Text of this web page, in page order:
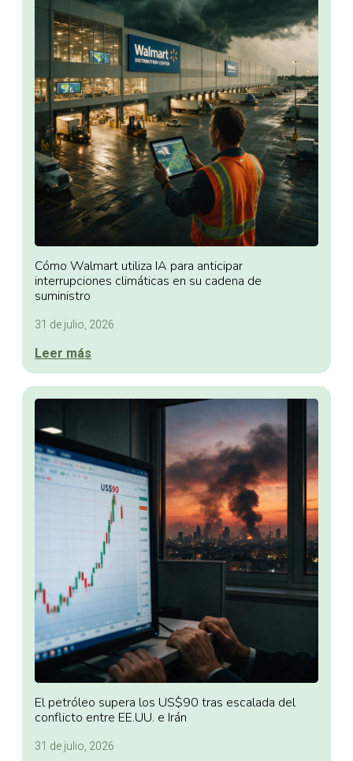
Cómo Walmart utiliza IA para anticipar
interrupciones climáticas en su cadena de
suministro
31 de julio, 2026
Leer más
El petróleo supera los US$90 tras escalada del
conflicto entre EE.UU. e Irán
31 de julio, 2026